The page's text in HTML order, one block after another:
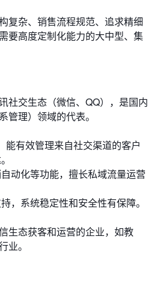
复杂、销售流程规范、追求精细
要高度定制化能力的大中型、集
社交生态（微信、QQ），是国内
管理）领域的代表。
能有效管理来自社交渠道的客户
动化等功能，擅长私域流量运营
，系统稳定性和安全性有保障。
生态获客和运营的企业，如教
业。